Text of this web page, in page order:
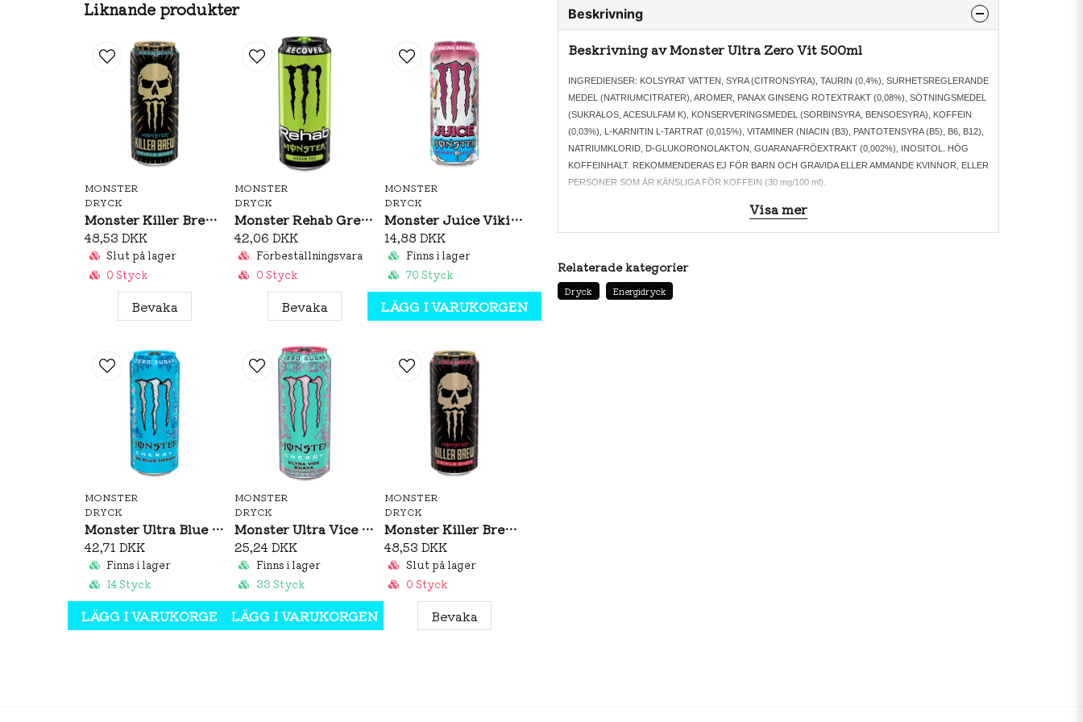
Liknande produkter
MONSTER
DRYCK
Monster Killer Brew Mean Bean 437ml
48,53 DKK
Slut på lager
0 Styck
Bevaka
MONSTER
DRYCK
Monster Rehab Green Tea 458ml
42,06 DKK
Förbeställningsvara
0 Styck
Bevaka
MONSTER
DRYCK
Monster Juice Viking Berry 500ml
14,88 DKK
Finns i lager
70 Styck
LÄGG I VARUKORGEN
MONSTER
DRYCK
Monster Ultra Blue Hawaiian 473ml
42,71 DKK
Finns i lager
14 Styck
LÄGG I VARUKORGEN
MONSTER
DRYCK
Monster Ultra Vice Guava 473ml
25,24 DKK
Finns i lager
33 Styck
LÄGG I VARUKORGEN
MONSTER
DRYCK
Monster Killer Brew Loca Moca 437ml
48,53 DKK
Slut på lager
0 Styck
Bevaka
Beskrivning
Beskrivning av Monster Ultra Zero Vit 500ml
INGREDIENSER: KOLSYRAT VATTEN, SYRA (CITRONSYRA), TAURIN (0,4%), SURHETSREGLERANDE
MEDEL (NATRIUMCITRATER), AROMER, PANAX GINSENG ROTEXTRAKT (0,08%), SÖTNINGSMEDEL
(SUKRALOS, ACESULFAM K), KONSERVERINGSMEDEL (SORBINSYRA, BENSOESYRA), KOFFEIN
(0,03%), L-KARNITIN L-TARTRAT (0,015%), VITAMINER (NIACIN (B3), PANTOTENSYRA (B5), B6, B12),
NATRIUMKLORID, D-GLUKORONOLAKTON, GUARANAFRÖEXTRAKT (0,002%), INOSITOL. HÖG
KOFFEINHALT. REKOMMENDERAS EJ FÖR BARN OCH GRAVIDA ELLER AMMANDE KVINNOR, ELLER
PERSONER SOM ÄR KÄNSLIGA FÖR KOFFEIN (30 mg/100 ml).
Visa mer
Relaterade kategorier
Dryck Energidryck